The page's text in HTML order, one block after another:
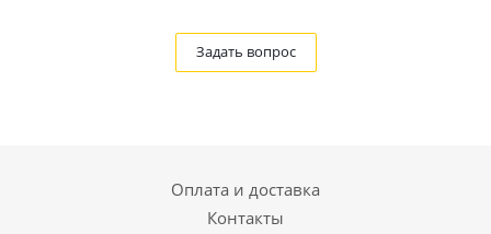
Задать вопрос
Оплата и доставка
Контакты